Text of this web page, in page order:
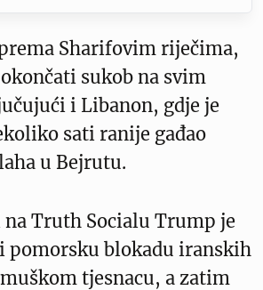
Sharifovim riječima,
sukob na svim
i Libanon, gdje je
sati ranije gađao
u Bejrutu.
na Truth Socialu Trump je
pomorsku blokadu iranskih
tjesnacu, a zatim